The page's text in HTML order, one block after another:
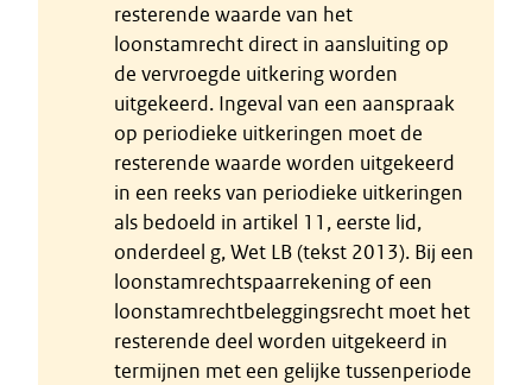
resterende waarde van het
loonstamrecht direct in aansluiting op
de vervroegde uitkering worden
uitgekeerd. Ingeval van een aanspraak
op periodieke uitkeringen moet de
resterende waarde worden uitgekeerd
in een reeks van periodieke uitkeringen
als bedoeld in artikel 11, eerste lid,
onderdeel g, Wet LB (tekst 2013). Bij een
loonstamrechtspaarrekening of een
loonstamrechtbeleggingsrecht moet het
resterende deel worden uitgekeerd in
termijnen met een gelijke tussenperiode